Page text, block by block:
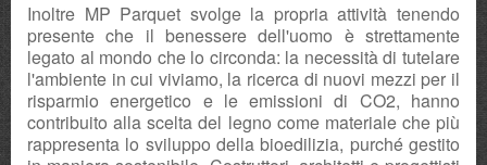
Inoltre MP Parquet svolge la propria attività tenendo
presente che il benessere dell'uomo è strettamente
legato al mondo che lo circonda: la necessità di tutelare
l'ambiente in cui viviamo, la ricerca di nuovi mezzi per il
risparmio energetico e le emissioni di CO2, hanno
contribuito alla scelta del legno come materiale che più
rappresenta lo sviluppo della bioedilizia, purché gestito